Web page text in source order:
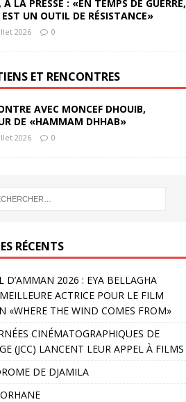
LA PRESSE : «EN TEMPS DE GUERRE,
EST UN OUTIL DE RÉSISTANCE»
2026 0
ET RENCONTRES
AVEC MONCEF DHOUIB,
DE «HAMMAM DHHAB»
2026 0
RÉCENTS
D’AMMAN 2026 : EYA BELLAGHA
ACTRICE POUR LE FILM
«WHERE THE WIND COMES FROM»
CINÉMATOGRAPHIQUES DE
(JCC) LANCENT LEUR APPEL À FILMS
DE DJAMILA